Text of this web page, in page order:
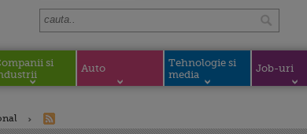
si
Auto
Tehnologie si
media
Job-uri